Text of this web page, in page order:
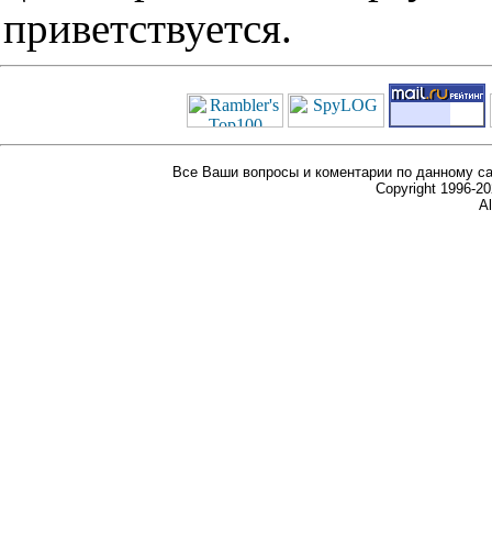
приветствуется.
Все Ваши вопросы и коментарии по данному
Copyright 1996-